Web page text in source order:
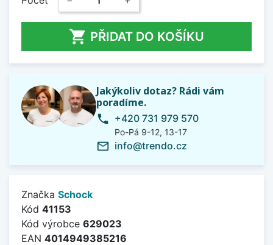
 PŘIDAT DO KOŠÍKU
Jakýkoliv dotaz? Rádi vám
poradíme.
phone +420 731 979 570
Po-Pá 9-12, 13-17
mail_outline info@trendo.cz
Značka Schock
Kód 41153
Kód výrobce 629023
EAN 4014949385216